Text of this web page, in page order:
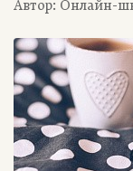
Автор: Онлайн-